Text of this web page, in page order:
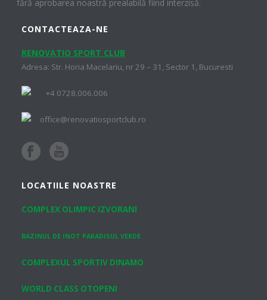
fără aprobarea noastră prealabilă fiind interzisă.
CONTACTEAZA-NE
RENOVATIO SPORT CLUB
Adresa: Str. Horia Macelariu, nr 29 – 31, Sector 1, Bucuresti
+4 0728.006.006
office@renovatiosportclub.ro
LOCATIILE NOASTRE
COMPLEX OLIMPIC IZVORANI
BAZINUL DE INOT PARADISUL VERDE
COMPLEXUL SPORTIV DINAMO
WORLD CLASS OTOPENI